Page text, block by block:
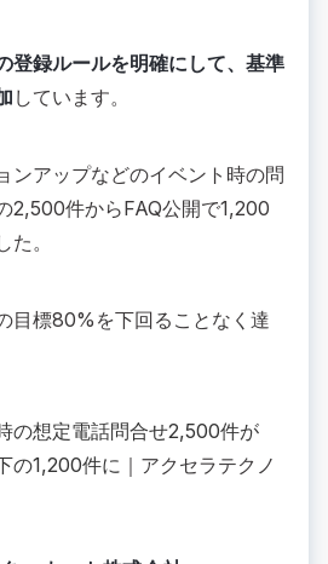
登録ルールを明確にして、基準
しています。
ンアップなどのイベント時の問
2,500件からFAQ公開で1,200
。
目標80%を下回ることなく達
の想定電話問合せ2,500件が
の1,200件に ｜アクセラテクノ